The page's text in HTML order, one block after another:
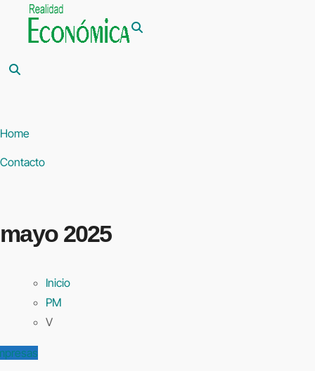
Home
Contacto
mayo 2025
Inicio
PM
V